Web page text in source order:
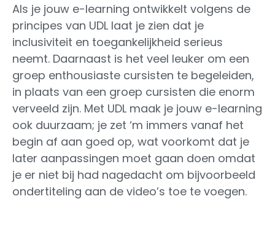
Als je jouw e-learning ontwikkelt volgens de
principes van UDL laat je zien dat je
inclusiviteit en toegankelijkheid serieus
neemt. Daarnaast is het veel leuker om een
groep enthousiaste cursisten te begeleiden,
in plaats van een groep cursisten die enorm
verveeld zijn. Met UDL maak je jouw e-learning
ook duurzaam; je zet ‘m immers vanaf het
begin af aan goed op, wat voorkomt dat je
later aanpassingen moet gaan doen omdat
je er niet bij had nagedacht om bijvoorbeeld
ondertiteling aan de video’s toe te voegen.